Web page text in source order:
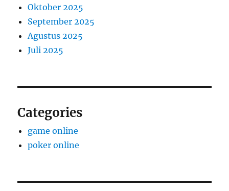
Oktober 2025
September 2025
Agustus 2025
Juli 2025
Categories
game online
poker online